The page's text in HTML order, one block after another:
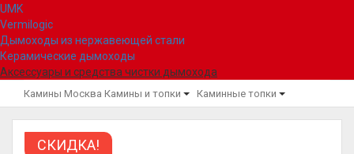
UMK
Vermilogic
Дымоходы из нержавеющей стали
Керамические дымоходы
Аксессуары и средства чистки дымохода
Камины Москва Камины и топки Каминные топки
СКИДКА!